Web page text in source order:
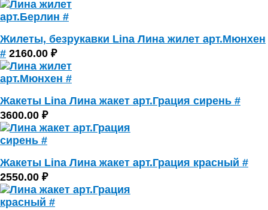
Жилеты, безрукавки Lina Лина жилет арт.Мюнхен
# 2160.00 ₽
Жакеты Lina Лина жакет арт.Грация сирень #
3600.00 ₽
Жакеты Lina Лина жакет арт.Грация красный #
2550.00 ₽